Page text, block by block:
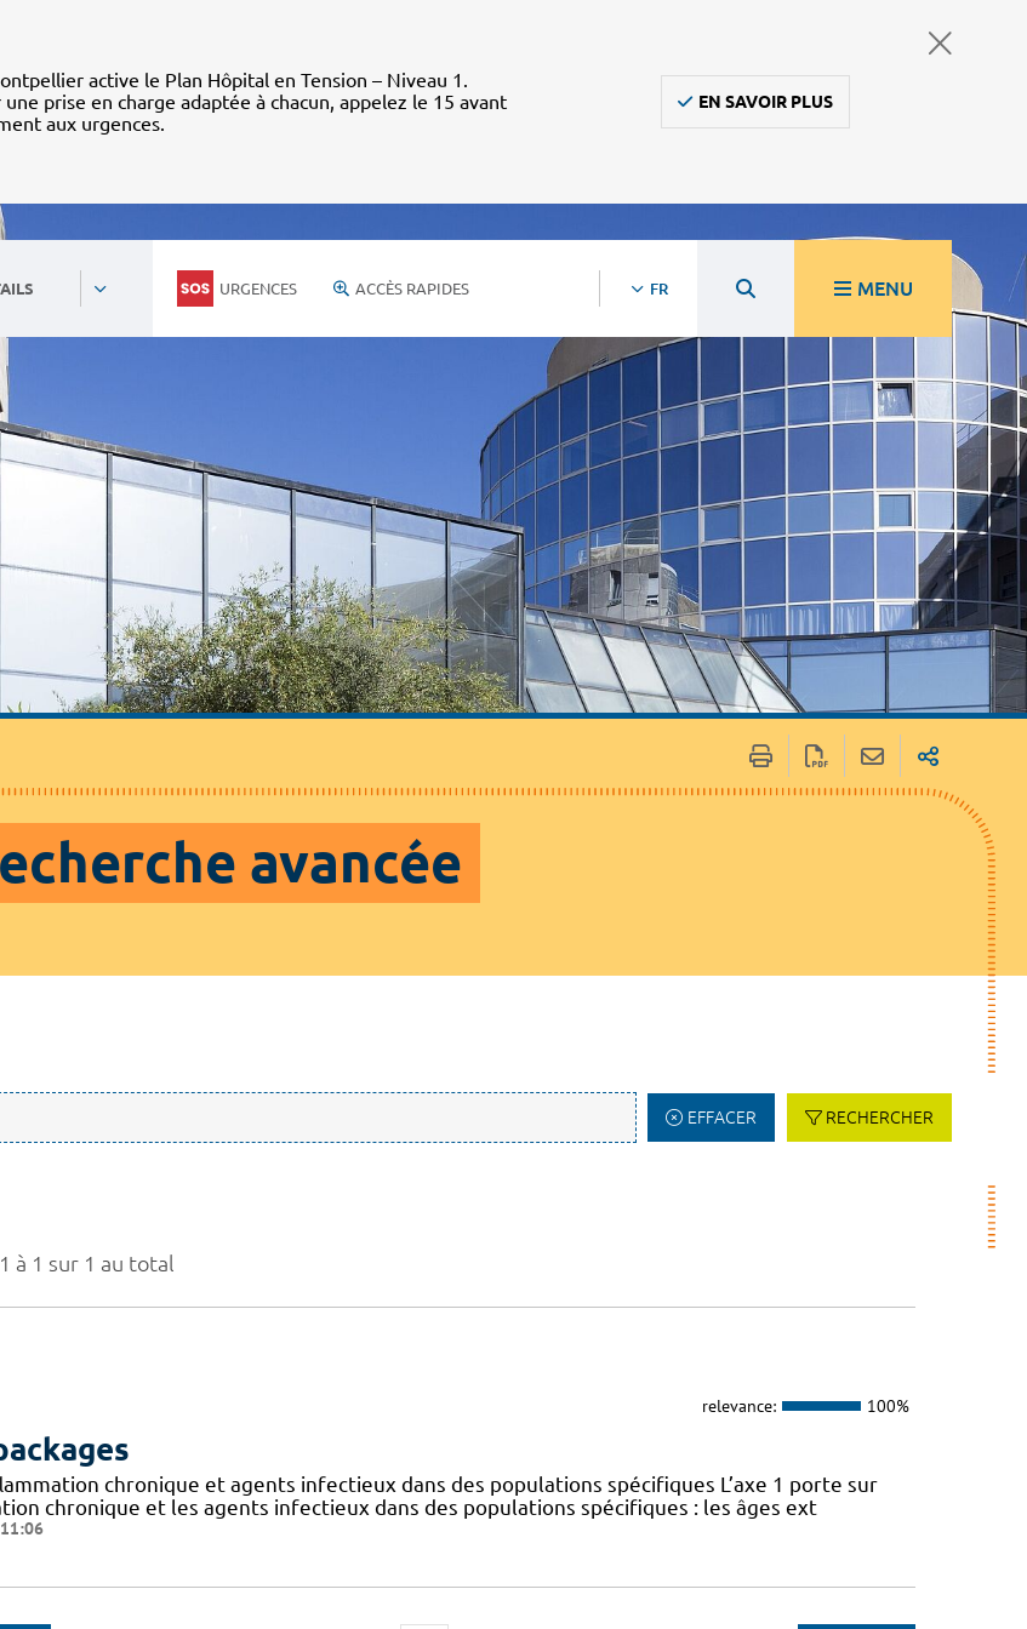
active le Plan Hôpital en Tension – Niveau 1.
prise en charge adaptée à chacun, appelez le 15 avant
aux urgences.
EN SAVOIR PLUS
URGENCES ACCÈS RAPIDES FR MENU
avancée
EFFACER RECHERCHER
à 1 sur 1 au total
relevance: 100%
chronique et agents infectieux dans des populations spécifiques L’axe 1 porte sur
chronique et les agents infectieux dans des populations spécifiques : les âges ext